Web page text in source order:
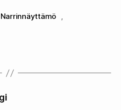
Narrinnäyttämö ,